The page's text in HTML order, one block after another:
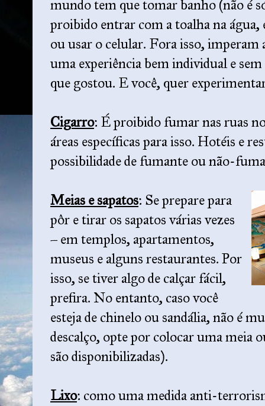
mundo tem que tomar banho (não é
proibido entrar com a toalha na
ou usar o celular. Fora isso, imperam
uma experiência bem individual e
que gostou. E você, quer
Cigarro: É proibido fumar nas ruas
áreas específicas para isso. Hotéis e
possibilidade de fumante ou não-
Meias e sapatos: Se prepare para
pôr e tirar os sapatos várias vezes
– em templos, apartamentos,
museus e alguns restaurantes. Por
isso, se tiver algo de calçar fácil,
prefira. No entanto, caso você
esteja de chinelo ou sandália, não é
descalço, opte por colocar uma meia
são disponibilizadas).
Lixo: como uma medida anti-